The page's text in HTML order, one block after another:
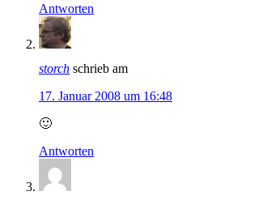
Antworten
storch schrieb am
17. Januar 2008 um 16:48
🙂
Antworten